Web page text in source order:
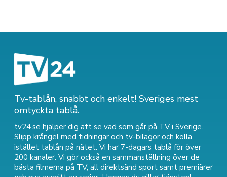
Tv-tablån, snabbt och enkelt! Sveriges mest
omtyckta tablå.
tv24.se hjälper dig att se vad som går på TV i Sverige.
Slipp krångel med tidningar och tv-bilagor och kolla
istället tablån på nätet. Vi har 7-dagars tablå för över
200 kanaler. Vi gör också en sammanställning över de
bästa filmerna på TV, all direktsänd sport samt premiärer